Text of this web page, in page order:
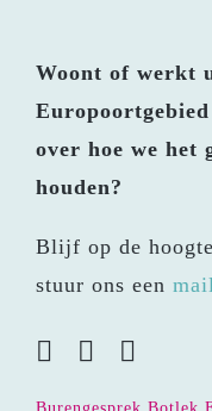
Woont of werkt
over hoe we het
houden?
Blijf op de
stuur ons een mail